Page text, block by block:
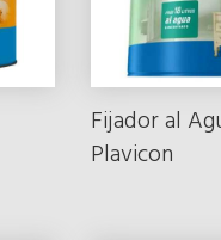
Fijador al
Plavicon